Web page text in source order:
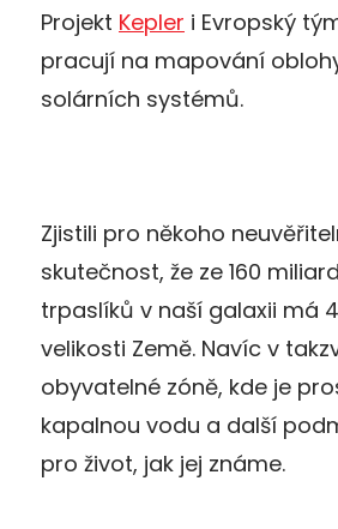
Projekt Kepler i Evropský
pracují na mapování
solárních systémů.
Zjistili pro někoho
skutečnost, že ze 160
trpaslíků v naší galaxii má
velikosti Země. Navíc v
obyvatelné zóně, kde je
kapalnou vodu a další
pro život, jak jej známe.